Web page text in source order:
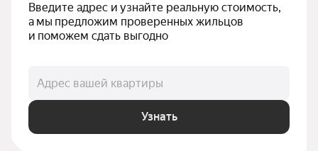
Введите адрес и узнайте реальную стоимость,
а мы предложим проверенных жильцов
и поможем сдать выгодно
Адрес вашей квартиры
Узнать